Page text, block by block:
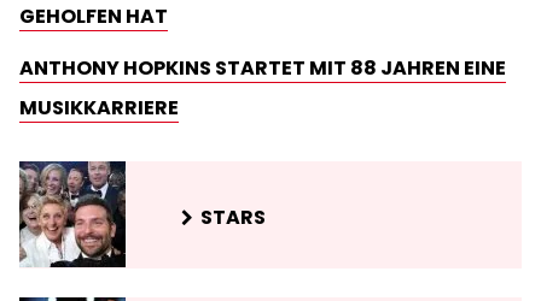
GEHOLFEN HAT
ANTHONY HOPKINS STARTET MIT 88 JAHREN EINE
MUSIKKARRIERE
STARS